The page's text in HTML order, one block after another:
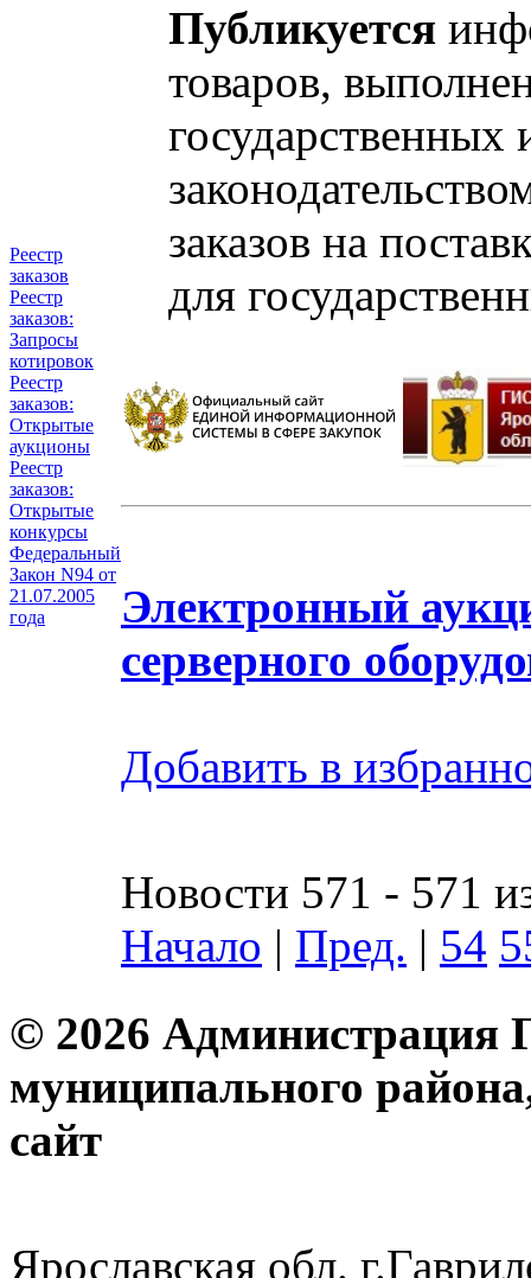
Реестр
заказов
Реестр
заказов:
Запросы
котировок
Реестр
заказов:
Открытые
аукционы
Реестр
заказов:
Открытые
конкурсы
Федеральный
Закон N94 от
21.07.2005
года
Публикуется
товаров,
заказов на
для
Электронный
серверного
Добавить в
Новости 571 - 571
Начало | Пред. | 54
© 2026 Администрация
муниципального
Ярославская обл.